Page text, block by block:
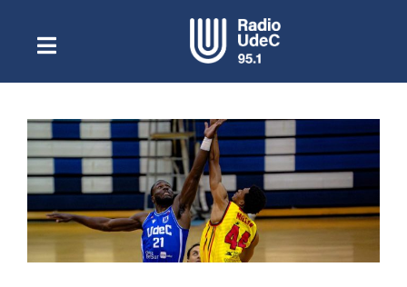
contenidoToggle
NavigationEscuchar Radio UdeC en vivo
Quiénes Somos
Programación
Podcast
Noticias